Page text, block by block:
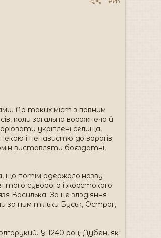
До таких міст з повним
коли загальна ворожнеча й
укріплені селища,
і ненавистю до ворогів.
виставляти боєздатні,
що потім одержало назву
того суворого і жорстокого
Василька. За це злодіяння
за ним тільки Буськ, Острог,
У 1240 році Дубен, як